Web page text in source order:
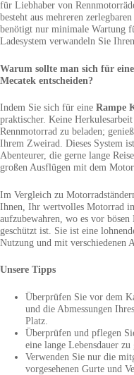
für Liebhaber von
besteht aus mehreren
benötigt nur minimale Wartung
Ladesystem verwandeln Sie
Warum sollte man sich für
Mecatek entscheiden?
Indem Sie sich für eine Rampe
praktischer. Keine
Rennmotorrad zu beladen;
Ihrem Zweirad. Dieses System
Abenteurer, die gerne lange
großen Ausflügen mit dem
Im Vergleich zu
Ihnen, Ihr wertvolles Motorrad
aufzubewahren, wo es vor
geschützt ist. Sie ist eine
Nutzung und mit verschiedenen
Unsere Tipps
Überprüfen Sie vor dem
und die Abmessungen
Platz.
Überprüfen und pflegen
eine lange Lebensdauer zu
Verwenden Sie nur die
vorgesehenen Gurte und